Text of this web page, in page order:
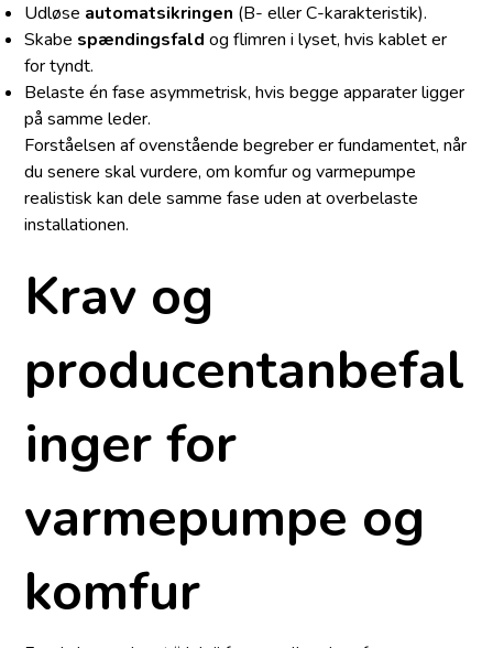
Udløse automatsikringen (B- eller C-karakteristik).
Skabe spændingsfald og flimren i lyset, hvis kablet er
for tyndt.
Belaste én fase asymmetrisk, hvis begge apparater ligger
på samme leder.
Forståelsen af ovenstående begreber er fundamentet, når
du senere skal vurdere, om komfur og varmepumpe
realistisk kan dele samme fase uden at overbelaste
installationen.
Krav og
producentanbefal
inger for
varmepumpe og
komfur